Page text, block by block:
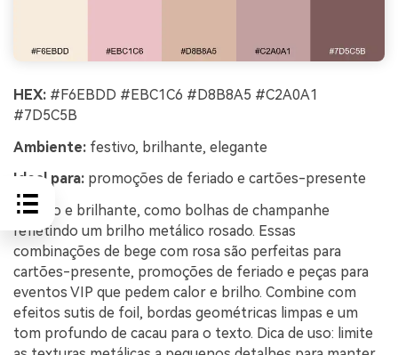
HEX: #F6EBDD #EBC1C6 #D8B8A5 #C2A0A1
#7D5C5B
Ambiente: festivo, brilhante, elegante
Ideal para: promoções de feriado e cartões-presente
Festivo e brilhante, como bolhas de champanhe
refletindo um brilho metálico rosado. Essas
combinações de bege com rosa são perfeitas para
cartões-presente, promoções de feriado e peças para
eventos VIP que pedem calor e brilho. Combine com
efeitos sutis de foil, bordas geométricas limpas e um
tom profundo de cacau para o texto. Dica de uso: limite